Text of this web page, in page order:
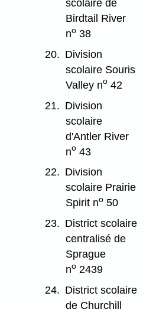
scolaire de
Birdtail River
no 38
20. Division
scolaire Souris
Valley no 42
21. Division
scolaire
d'Antler River
no 43
22. Division
scolaire Prairie
Spirit no 50
23. District scolaire
centralisé de
Sprague
no 2439
24. District scolaire
de Churchill